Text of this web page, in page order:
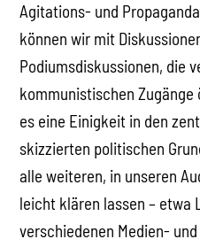
Agitations- und
können wir mit
Podiumsdiskussionen, die
kommunistischen
es eine Einigkeit in den
skizzierten politischen
alle weiteren, in unseren
leicht klären lassen – etwa
verschiedenen Medien-